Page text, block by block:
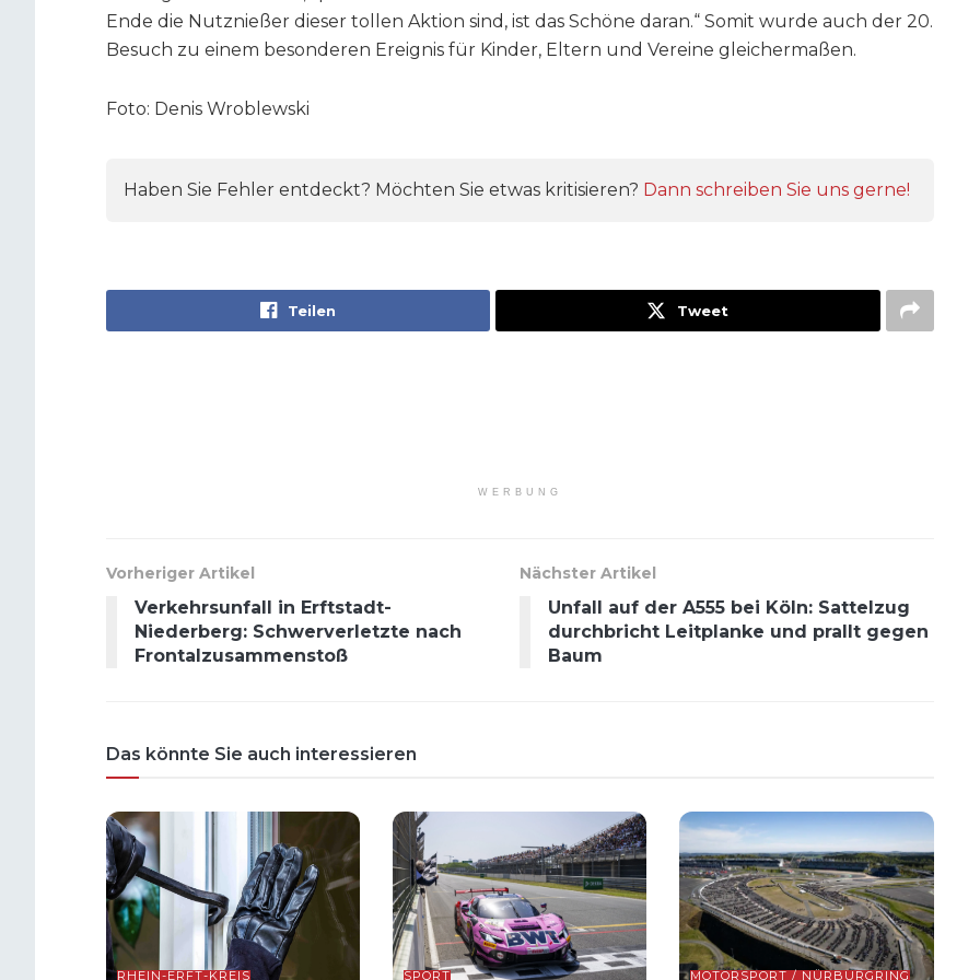
Ende die Nutznießer dieser tollen Aktion sind, ist das Schöne daran.“ Somit wurde auch der 20.
Besuch zu einem besonderen Ereignis für Kinder, Eltern und Vereine gleichermaßen.
Foto: Denis Wroblewski
Haben Sie Fehler entdeckt? Möchten Sie etwas kritisieren? Dann schreiben Sie uns gerne!
Teilen Tweet
WERBUNG
Vorheriger Artikel
Verkehrsunfall in Erftstadt-
Niederberg: Schwerverletzte nach
Frontalzusammenstoß
Nächster Artikel
Unfall auf der A555 bei Köln: Sattelzug
durchbricht Leitplanke und prallt gegen
Baum
Das könnte Sie auch interessieren
RHEIN-ERFT-KREIS SPORT MOTORSPORT / NÜRBURGRING